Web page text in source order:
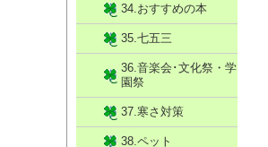
34.おすすめの本
35.七五三
36.音楽会･文化祭・学
園祭
37.寒さ対策
38.ペット